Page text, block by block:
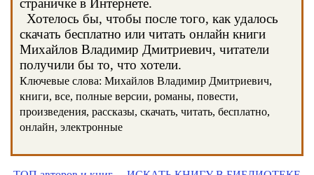
страничке в Интернете.
Хотелось бы, чтобы после того, как удалось
скачать бесплатно или читать онлайн книги
Михайлов Владимир Дмитриевич, читатели
получили бы то, что хотели.
Ключевые слова: Михайлов Владимир Дмитриевич,
книги, все, полные версии, романы, повести,
произведения, рассказы, скачать, читать, бесплатно,
онлайн, электронные